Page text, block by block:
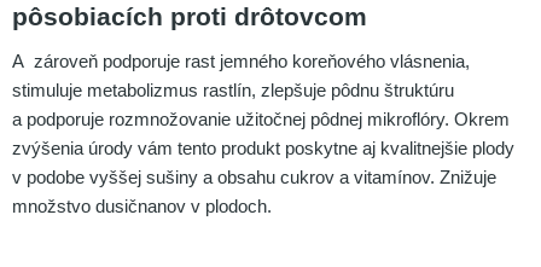
pôsobiacích proti drôtovcom
A zároveň podporuje rast jemného koreňového vlásnenia,
stimuluje metabolizmus rastlín, zlepšuje pôdnu štruktúru
a podporuje rozmnožovanie užitočnej pôdnej mikroflóry. Okrem
zvýšenia úrody vám tento produkt poskytne aj kvalitnejšie plody
v podobe vyššej sušiny a obsahu cukrov a vitamínov. Znižuje
množstvo dusičnanov v plodoch.